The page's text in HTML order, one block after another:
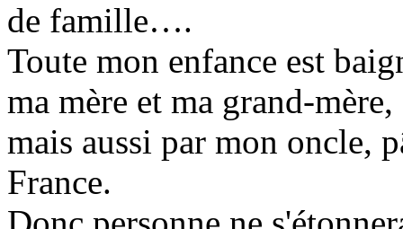
de famille….
Toute mon enfance est
ma mère et ma grand-
mais aussi par mon oncle,
France.